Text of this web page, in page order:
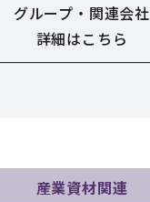
グループ・関連会社
詳細はこちら
産業資材関連